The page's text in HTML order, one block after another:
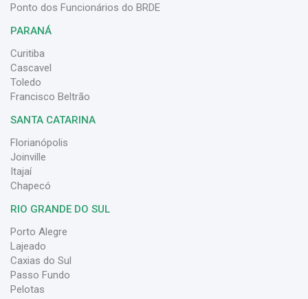
Ponto dos Funcionários do BRDE
PARANÁ
Curitiba
Cascavel
Toledo
Francisco Beltrão
SANTA CATARINA
Florianópolis
Joinville
Itajaí
Chapecó
RIO GRANDE DO SUL
Porto Alegre
Lajeado
Caxias do Sul
Passo Fundo
Pelotas